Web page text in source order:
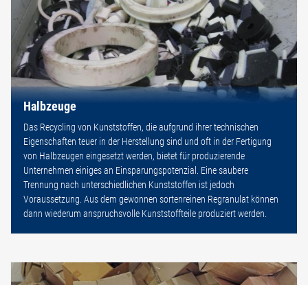
Halbzeuge
Das Recycling von Kunststoffen, die aufgrund ihrer technischen
Eigenschaften teuer in der Herstellung sind und oft in der Fertigung
von Halbzeugen eingesetzt werden, bietet für produzierende
Unternehmen einiges an Einsparungspotenzial. Eine saubere
Trennung nach unterschiedlichen Kunststoffen ist jedoch
Voraussetzung. Aus dem gewonnen sortenreinen Regranulat können
dann wiederum anspruchsvolle Kunststoffteile produziert werden.